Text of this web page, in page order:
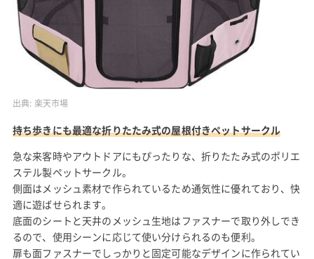
出典: 楽天市場
持ち歩きにも最適な折りたたみ式の屋根付きペットサークル
急な来客時やアウトドアにもぴったりな、折りたたみ式のポリエ
ステル製ペットサークル。
側面はメッシュ素材で作られているため通気性に優れており、快
適に遊ばせられます。
底面のシートと天井のメッシュ生地はファスナーで取り外しでき
るので、使用シーンに応じて使い分けられるのも便利。
扉も面ファスナーでしっかりと固定可能なデザインに作られてい